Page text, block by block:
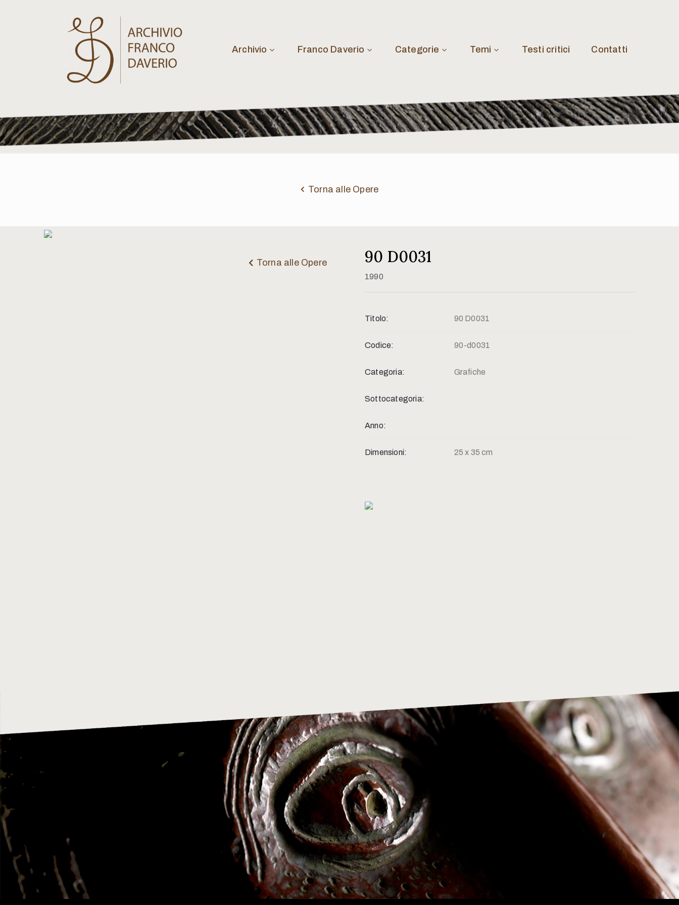
Archivio Franco Daverio Categorie Temi Testi critici Contatti
Torna alle Opere
Torna alle Opere 90 D0031
1990
Titolo: 90 D0031
Codice: 90-d0031
Categoria: Grafiche
Sottocategoria:
Anno:
Dimensioni: 25 x 35 cm